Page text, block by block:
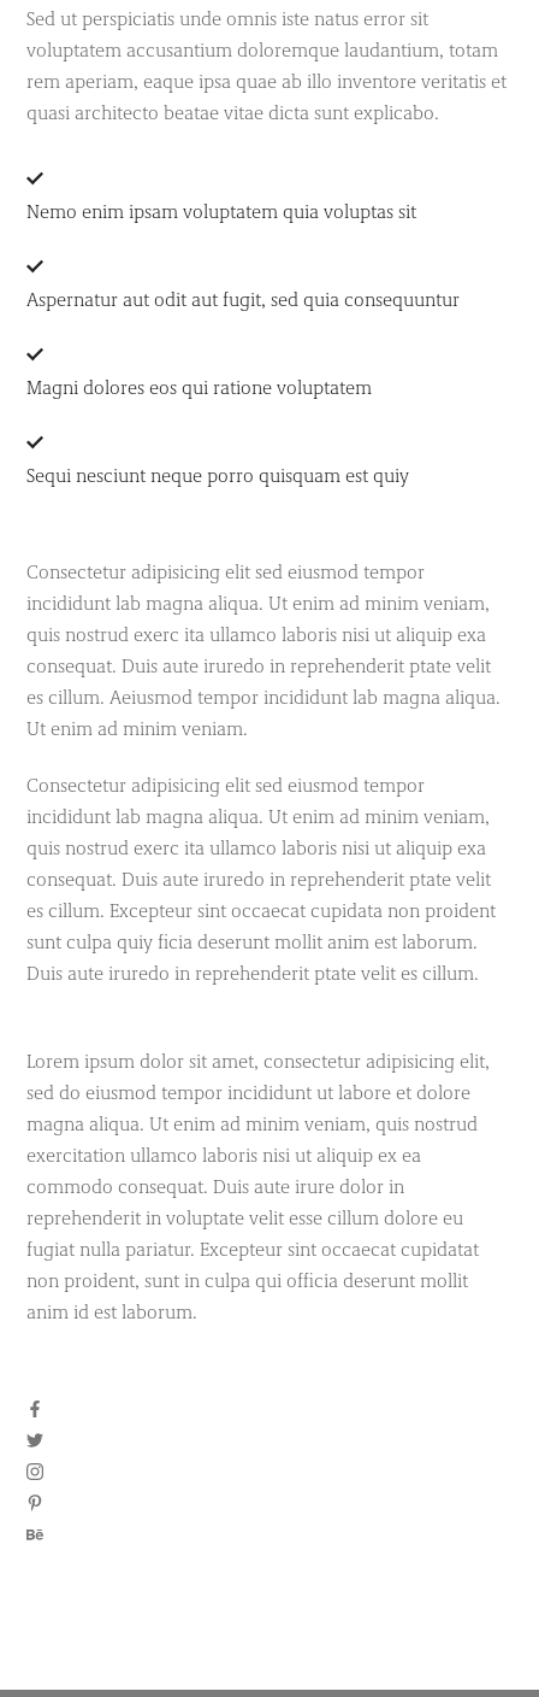
Sed ut perspiciatis unde omnis iste natus error sit
voluptatem accusantium doloremque laudantium, totam
rem aperiam, eaque ipsa quae ab illo inventore veritatis et
quasi architecto beatae vitae dicta sunt explicabo.
Nemo enim ipsam voluptatem quia voluptas sit
Aspernatur aut odit aut fugit, sed quia consequuntur
Magni dolores eos qui ratione voluptatem
Sequi nesciunt neque porro quisquam est quiy
Consectetur adipisicing elit sed eiusmod tempor
incididunt lab magna aliqua. Ut enim ad minim veniam,
quis nostrud exerc ita ullamco laboris nisi ut aliquip exa
consequat. Duis aute iruredo in reprehenderit ptate velit
es cillum. Aeiusmod tempor incididunt lab magna aliqua.
Ut enim ad minim veniam.
Consectetur adipisicing elit sed eiusmod tempor
incididunt lab magna aliqua. Ut enim ad minim veniam,
quis nostrud exerc ita ullamco laboris nisi ut aliquip exa
consequat. Duis aute iruredo in reprehenderit ptate velit
es cillum. Excepteur sint occaecat cupidata non proident
sunt culpa quiy ficia deserunt mollit anim est laborum.
Duis aute iruredo in reprehenderit ptate velit es cillum.
Lorem ipsum dolor sit amet, consectetur adipisicing elit,
sed do eiusmod tempor incididunt ut labore et dolore
magna aliqua. Ut enim ad minim veniam, quis nostrud
exercitation ullamco laboris nisi ut aliquip ex ea
commodo consequat. Duis aute irure dolor in
reprehenderit in voluptate velit esse cillum dolore eu
fugiat nulla pariatur. Excepteur sint occaecat cupidatat
non proident, sunt in culpa qui officia deserunt mollit
anim id est laborum.